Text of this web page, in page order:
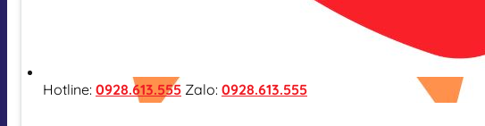
Hotline: 0928.613.555 Zalo: 0928.613.555